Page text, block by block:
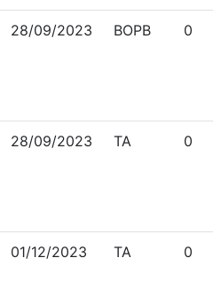
28/09/2023 BOPB 0
28/09/2023 TA 0
01/12/2023 TA 0